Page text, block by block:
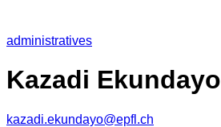
administratives
Kazadi Ekundayo
kazadi.ekundayo@epfl.ch